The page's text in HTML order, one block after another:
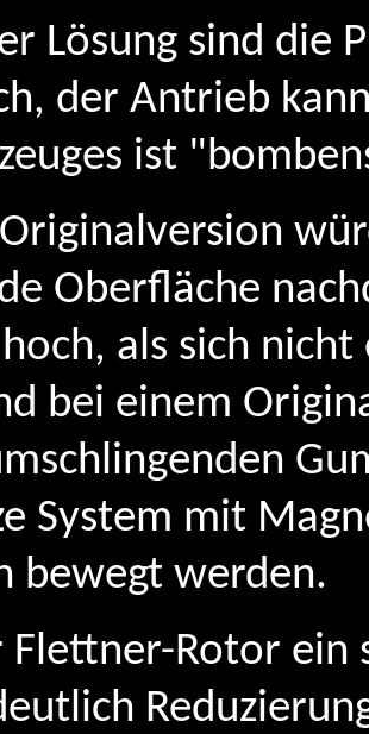
Lösung sind die
der Antrieb
ist
Oberfläche
als sich
bei einem
System mit
bewegt werden.
Flettner-Rotor ein